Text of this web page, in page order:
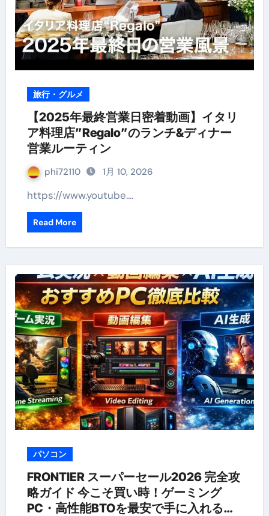
旅行・グルメ
【2025年最終営業日密着動画】イタリ
ア料理店”Regalo”のランチ&ディナー
営業ルーティン
phi72110 1月 10, 2026
https://www.youtube.…
Read More
パソコン
FRONTIER スーパーセール2026 完全攻
略ガイド 今こそ買い時！ゲーミング
PC・高性能BTOを最安で手に入れる方